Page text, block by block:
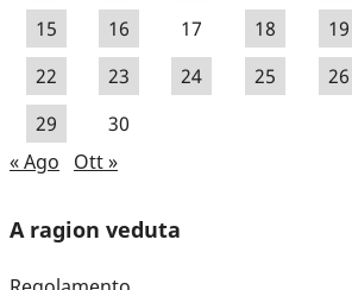
15
16 17 18 19
22
23 24 25 26
29
30
« Ago
Ott »
A ragion veduta